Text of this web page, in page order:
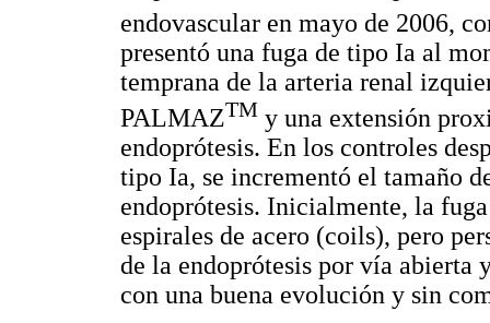
endovascular en mayo de 2006,
presentó una fuga de tipo Ia al
temprana de la arteria renal
PALMAZTM y una extensión
endoprótesis. En los controles
tipo Ia, se incrementó el tamaño
endoprótesis. Inicialmente, la
espirales de acero (coils), pero
de la endoprótesis por vía abierta
con una buena evolución y sin